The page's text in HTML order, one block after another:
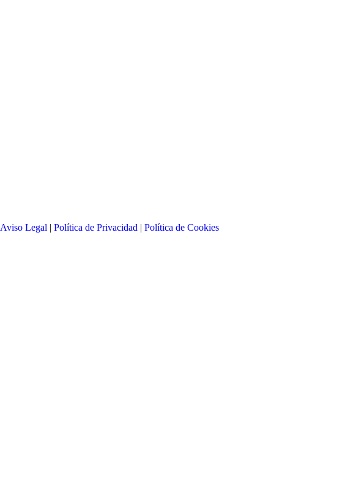
Aviso Legal | Política de Privacidad | Política de Cookies